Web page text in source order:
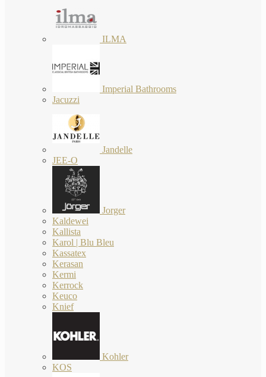
ILMA
Imperial Bathrooms
Jacuzzi
Jandelle
JEE-O
Jorger
Kaldewei
Kallista
Karol | Blu Bleu
Kassatex
Kerasan
Kermi
Kerrock
Keuco
Knief
Kohler
KOS